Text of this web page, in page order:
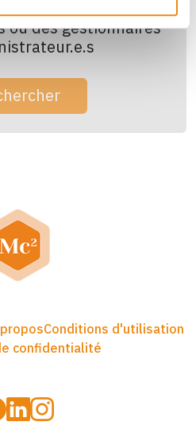
ou des gestionnaires
Conditions d'utilisation
confidentialité